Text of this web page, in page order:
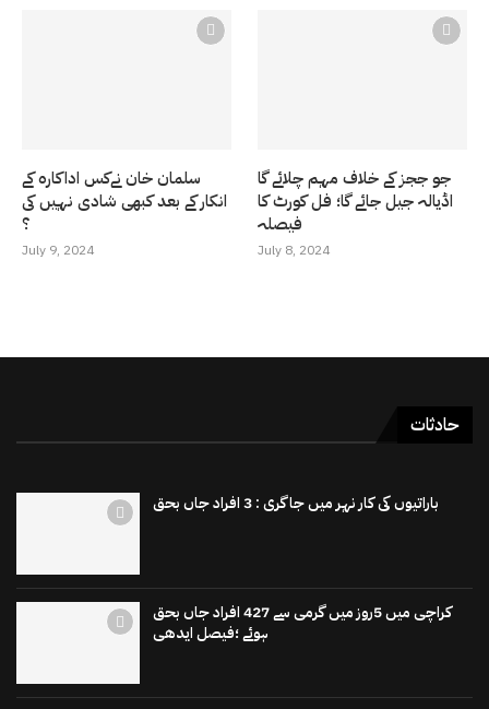
سلمان خان نےکس اداکارہ کے
انکار کے بعد کبھی شادی نہیں کی
؟
July 9, 2024
جو ججز کے خلاف مہم چلائے گا
اڈیالہ جیل جائے گا؛ فل کورٹ کا
فیصلہ
July 8, 2024
حادثات
باراتیوں کی کار نہر میں جاگری : 3 افراد جاں بحق
کراچی میں 5روز میں گرمی سے 427 افراد جاں بحق
ہوئے ؛فیصل ایدھی